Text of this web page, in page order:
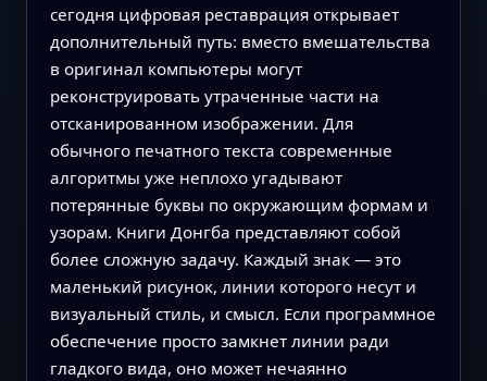
сегодня цифровая реставрация открывает
дополнительный путь: вместо вмешательства
в оригинал компьютеры могут
реконструировать утраченные части на
отсканированном изображении. Для
обычного печатного текста современные
алгоритмы уже неплохо угадывают
потерянные буквы по окружающим формам и
узорам. Книги Донгба представляют собой
более сложную задачу. Каждый знак — это
маленький рисунок, линии которого несут и
визуальный стиль, и смысл. Если программное
обеспечение просто замкнет линии ради
гладкого вида, оно может нечаянно